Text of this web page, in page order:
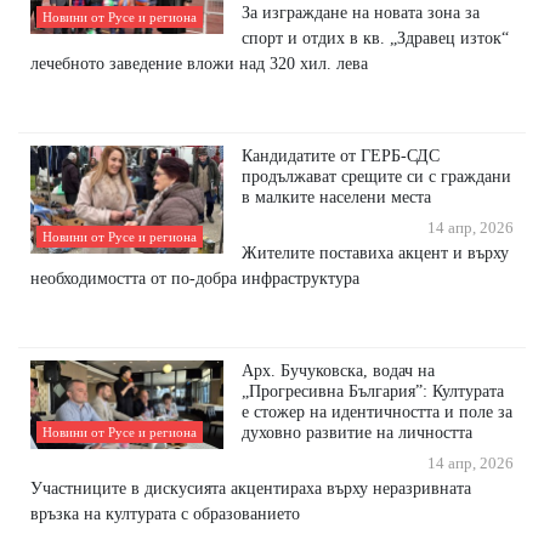
Новини от Русе и региона
За изграждане на новата зона за
спорт и отдих в кв. „Здравец изток“
лечебното заведение вложи над 320 хил. лева
Новини от Русе и региона
Кандидатите от ГЕРБ-СДС
продължават срещите си с граждани
в малките населени места
14 апр, 2026
Жителите поставиха акцент и върху
необходимостта от по-добра инфраструктура
Новини от Русе и региона
Арх. Бучуковска, водач на
„Прогресивна България”: Културата
е стожер на идентичността и поле за
духовно развитие на личността
14 апр, 2026
Участниците в дискусията акцентираха върху неразривната
връзка на културата с образованието